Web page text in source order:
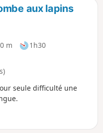
peu vertigineuse.
aux lapins
m
1h30
seule difficulté une